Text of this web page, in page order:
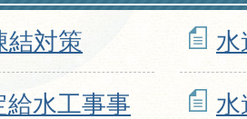
結対策 水
水工事事
水